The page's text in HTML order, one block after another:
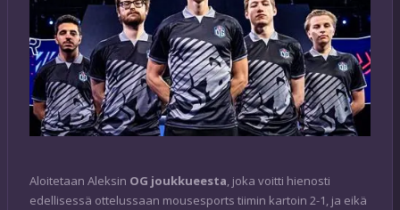
Aloitetaan Aleksin OG joukkueesta, joka voitti hienosti
edellisessä ottelussaan mousesports tiimin kartoin 2-1, ja eikä